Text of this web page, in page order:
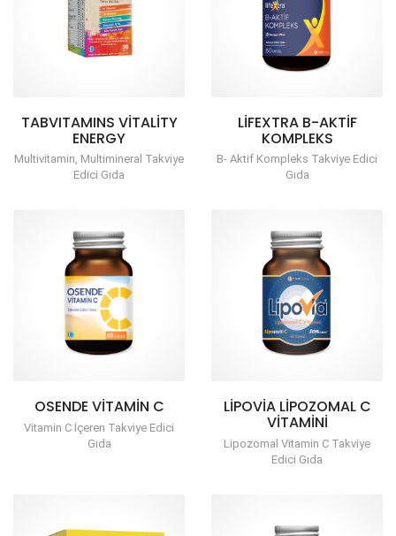
TABVITAMINS VITALITY
ENERGY
Multivitamin, Multimineral Takviye
Edici Gıda
LIFEXTRA B-AKTİF
KOMPLEKS
B- Aktif Kompleks Takviye Edici
Gıda
OSENDE VITAMIN C
Vitamin C İçeren Takviye Edici
Gıda
LIPOVIA LIPOZOMAL C
VITAMINI
Lipozomal Vitamin C Takviye
Edici Gıda